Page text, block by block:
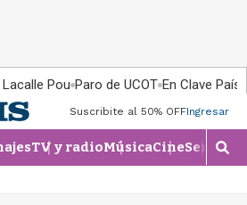
Pou Paro de UCOT En Clave País
Suscribite al 50% OFFIngresar
TV y radioMúsicaCineSeries
M
o